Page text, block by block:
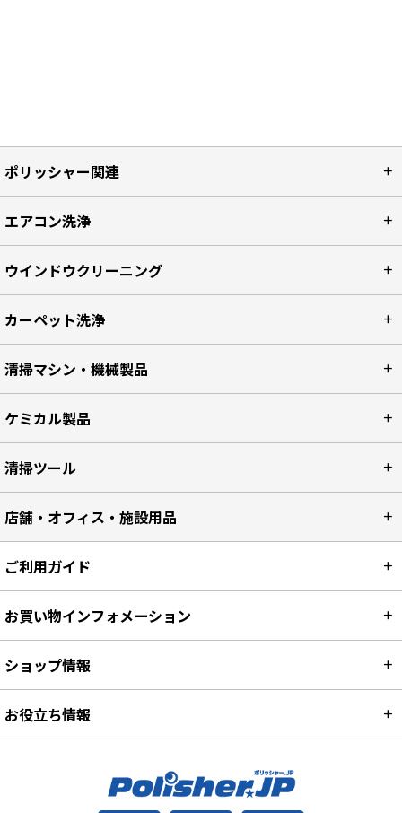
ポリッシャー関連
エアコン洗浄
ウインドウクリーニング
カーペット洗浄
清掃マシン・機械製品
ケミカル製品
清掃ツール
店舗・オフィス・施設用品
ご利用ガイド
お買い物インフォメーション
ショップ情報
お役立ち情報